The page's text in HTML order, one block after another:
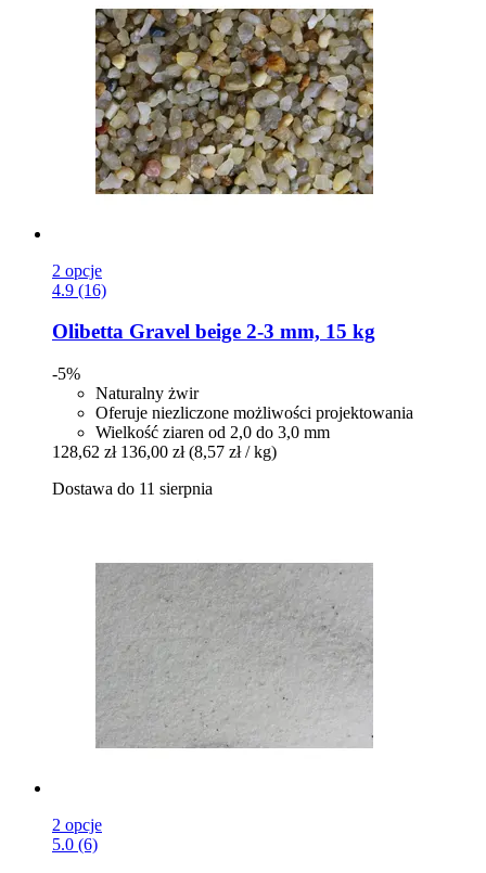
2 opcje
4.9 (16)
Olibetta Gravel beige 2-​3 mm, 15 kg
-5%
Naturalny żwir
Oferuje niezliczone możliwości projektowania
Wielkość ziaren od 2,0 do 3,0 mm
128,62 zł 136,00 zł (8,57 zł / kg)
Dostawa do 11 sierpnia
2 opcje
5.0 (6)